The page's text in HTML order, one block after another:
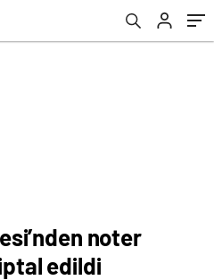
noter
edildi